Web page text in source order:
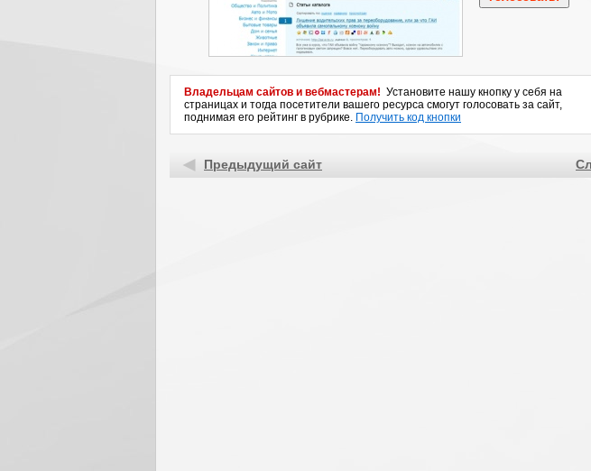
Владельцам сайтов и вебмастерам! Установите нашу кнопку у себя на
страницах и тогда посетители вашего ресурса смогут голосовать за сайт,
поднимая его рейтинг в рубрике. Получить код кнопки
Предыдущий сайт